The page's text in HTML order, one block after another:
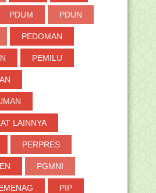
PDUM PDUN
PEDOMAN
PEMILU
LAINNYA
PERPRES
PGMNI
PIP